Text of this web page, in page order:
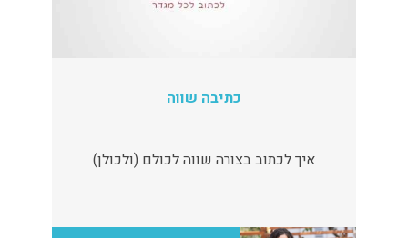
כתיבה שווה
איך לכתוב בצורה שווה לכולם (ולכולן)